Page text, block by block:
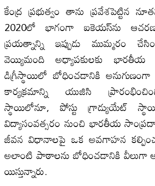
కేంద్ర ప్రభుత్వం తాను ప్రవేశపెట్టిన
2020లో భాగంగా ఐకెయస్‌ను
ప్రయత్నాన్ని ఇప్పుడు ముమ్మరం
వెయ్యిమంది అధ్యాపకులకు భారతీయ
డిగ్రీస్థాయిలో బోధించడానికి అనుగుణంగా
కార్యక్రమాన్ని యుజిసి
స్థాయిలోనూ, పోస్టు గ్రాడ్యుయేట్‌
విద్యాసంవత్సరం నుంచి భారతీయ
జీవన విధానాలపై ఒక అవగాహన
అలాంటి పాఠాలను బోధించడానికి వీలుగా
యిస్తున్నారు.